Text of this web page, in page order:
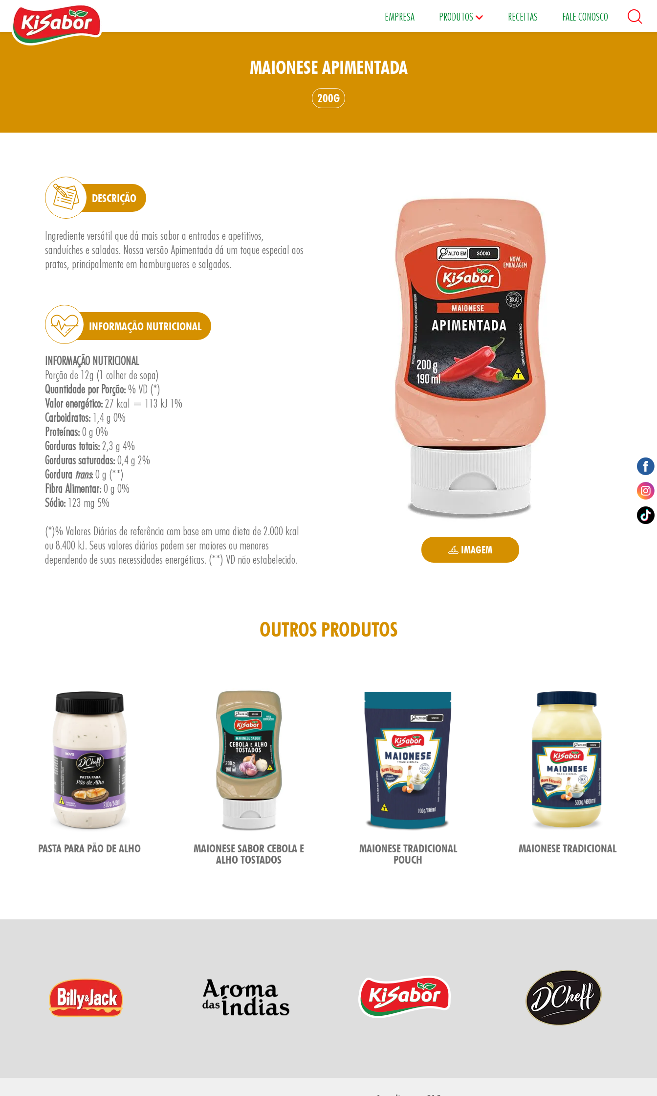
EMPRESA PRODUTOS
Especiarias
Molhos Pipocas
RECEITAS FALE CONOSCO
MAIONESE APIMENTADA
200G
DESCRIÇÃO
Ingrediente versátil que dá mais sabor a entradas e apetitivos,
sanduíches e saladas. Nossa versão Apimentada dá um toque especial aos
pratos, principalmente em hamburgueres e salgados.
INFORMAÇÃO NUTRICIONAL
INFORMAÇÃO NUTRICIONAL
Porção de 12g (1 colher de sopa)
Quantidade por Porção:% VD (*)
Valor energético:27 kcal = 113 kJ 1%
Carboidratos: 1,4 g 0%
Proteínas:0 g 0%
Gorduras totais:2,3 g 4%
Gorduras saturadas:0,4 g 2%
Gordura trans:0 g (**)
Fibra Alimentar:0 g 0%
Sódio: 123 mg 5%
(*)% Valores Diários de referência com base em uma dieta de 2.000 kcal
ou 8.400 kJ. Seus valores diários podem ser maiores ou menores
dependendo de suas necessidades energéticas. (**) VD não estabelecido.
IMAGEM
OUTROS PRODUTOS
PASTA PARA PÃO DE ALHO
MAIONESE SABOR CEBOLA E
ALHO TOSTADOS
MAIONESE TRADICIONAL
POUCH
MAIONESE TRADICIONAL